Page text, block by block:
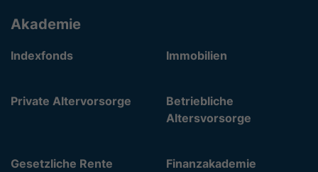
Akademie
Indexfonds Immobilien
Private Altervorsorge
Betriebliche
Altersvorsorge
Gesetzliche Rente Finanzakademie